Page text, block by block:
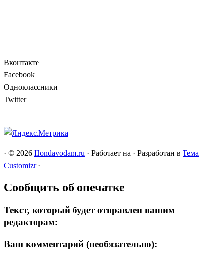
Вконтакте
Facebook
Одноклассники
Twitter
· © 2026 Hondavodam.ru · Работает на · Разработан в Тема
Customizr ·
Сообщить об опечатке
Текст, который будет отправлен нашим
редакторам:
Ваш комментарий (необязательно):